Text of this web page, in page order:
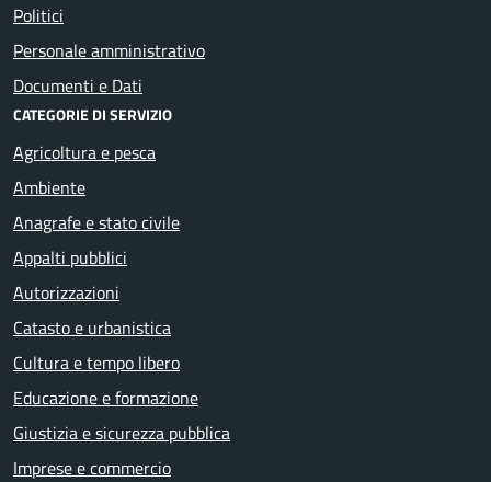
Politici
Personale amministrativo
Documenti e Dati
CATEGORIE DI SERVIZIO
Agricoltura e pesca
Ambiente
Anagrafe e stato civile
Appalti pubblici
Autorizzazioni
Catasto e urbanistica
Cultura e tempo libero
Educazione e formazione
Giustizia e sicurezza pubblica
Imprese e commercio